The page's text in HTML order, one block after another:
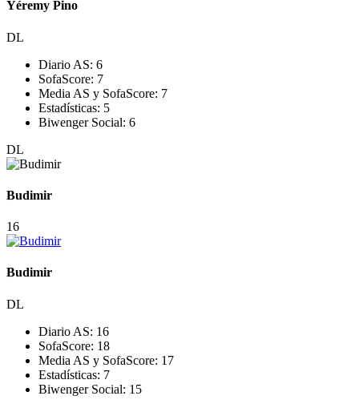
Yéremy Pino
DL
Diario AS: 6
SofaScore: 7
Media AS y SofaScore: 7
Estadísticas: 5
Biwenger Social: 6
DL
Budimir
16
Budimir
DL
Diario AS: 16
SofaScore: 18
Media AS y SofaScore: 17
Estadísticas: 7
Biwenger Social: 15